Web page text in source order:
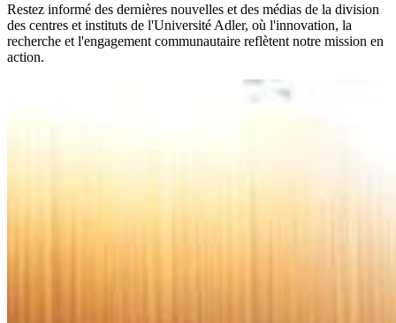
Restez informé des dernières nouvelles et des médias de la division
des centres et instituts de l'Université Adler, où l'innovation, la
recherche et l'engagement communautaire reflètent notre mission en
action.